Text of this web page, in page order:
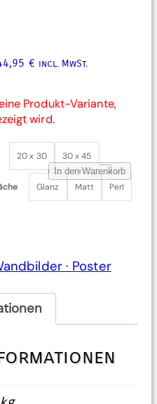
€ incl. MwSt.
Produkt-Variante,
wird.
20 x 30 30 x 45
Glanz Matt Perl
P
o
s
r
•
W
n
b
i
In den Warenkorb
· Poster